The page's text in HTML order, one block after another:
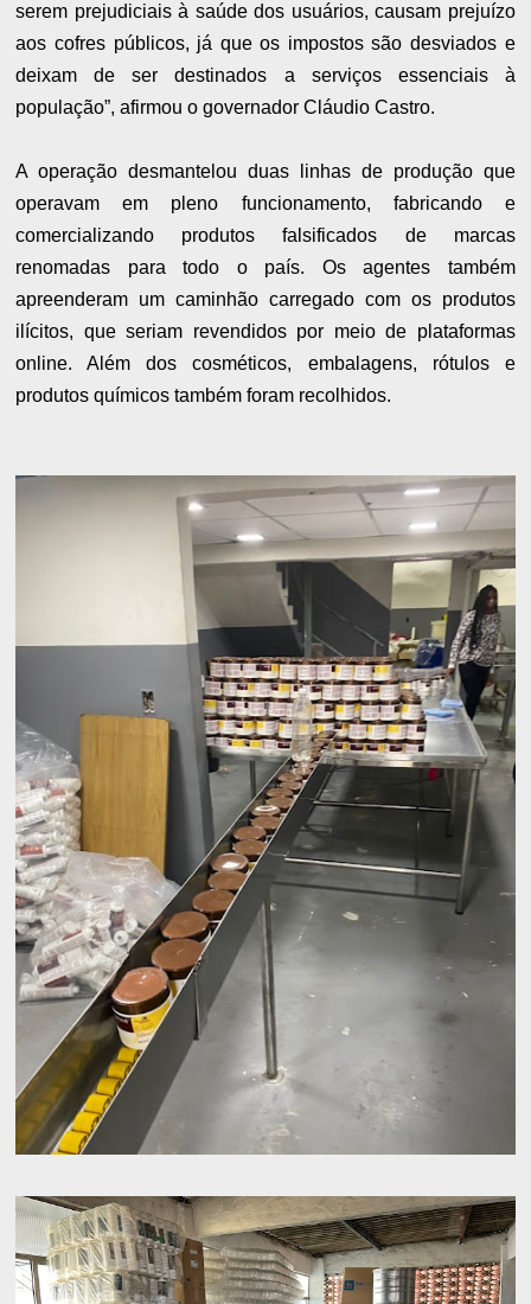
serem prejudiciais à saúde dos usuários, causam prejuízo
aos cofres públicos, já que os impostos são desviados e
deixam de ser destinados a serviços essenciais à
população”, afirmou o governador Cláudio Castro.
A operação desmantelou duas linhas de produção que
operavam em pleno funcionamento, fabricando e
comercializando produtos falsificados de marcas
renomadas para todo o país. Os agentes também
apreenderam um caminhão carregado com os produtos
ilícitos, que seriam revendidos por meio de plataformas
online. Além dos cosméticos, embalagens, rótulos e
produtos químicos também foram recolhidos.